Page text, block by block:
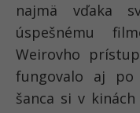
najmä vďaka
úspešnému
Weirovho
fungovalo aj po
šanca si v